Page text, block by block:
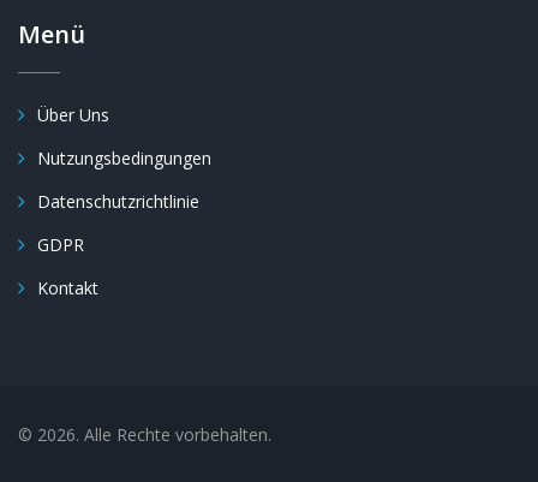
Menü
Über Uns
Nutzungsbedingungen
Datenschutzrichtlinie
GDPR
Kontakt
© 2026. Alle Rechte vorbehalten.